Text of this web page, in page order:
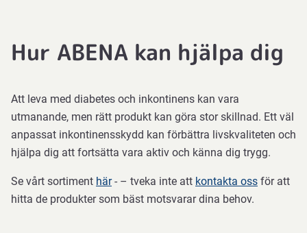
Hur ABENA kan hjälpa dig
Att leva med diabetes och inkontinens kan vara
utmanande, men rätt produkt kan göra stor skillnad. Ett väl
anpassat inkontinensskydd kan förbättra livskvaliteten och
hjälpa dig att fortsätta vara aktiv och känna dig trygg.
Se vårt sortiment här- – tveka inte att kontakta oss för att
hitta de produkter som bäst motsvarar dina behov.